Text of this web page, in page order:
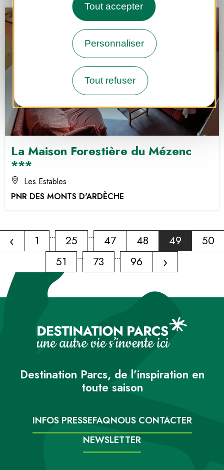
Tout accepter
Personnaliser
Tout refuser
La Maison Forestière du Mézenc
***
Les Estables
PNR DES MONTS D'ARDÈCHE
‹ 1 ... 25 ... 47 48 49
50
51
... 73 ... 96 ›
Destination Parcs, de l’inspiration en
toute saison
INFOS PRESSEFAQNOUS CONTACTER
NEWSLETTER